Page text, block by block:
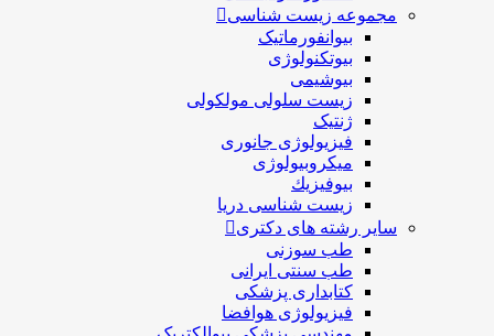
مجموعه زیست شناسی
بیوانفورماتیک
بیوتکنولوژی
بیوشیمی
زیست سلولی مولکولی
ژنتیک
فیزیولوژی جانوری
میکروبیولوژی
بيوفيزيك
زیست شناسی دریا
سایر رشته های دکتری
طب سوزنی
طب سنتی ایرانی
کتابداری پزشکی
فیزیولوژی هوافضا